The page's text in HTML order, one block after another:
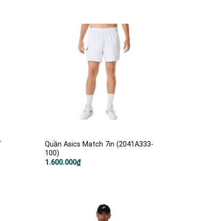
Quần Asics Match 7in (2041A333-
100)
1.600.000₫